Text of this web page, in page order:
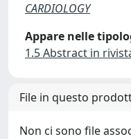
CARDIOLOGY
Appare nelle
1.5 Abstract in
File in questo
Non ci sono file